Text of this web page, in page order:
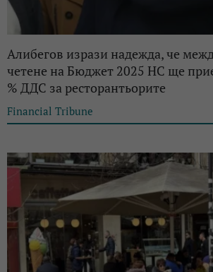
Алибегов изрази надежда, че
четене на Бюджет 2025 НС ще
% ДДС за ресторантьорите
Financial Tribune